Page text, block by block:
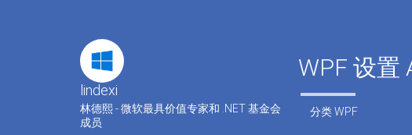
lindexi
林德熙 - 微软最具价值专家和 .NET 基金会
成员
WPF 设置
分类WPF